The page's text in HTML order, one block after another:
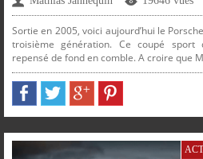
PARTAGER
Sortie en 2005, voici aujourd’hui le
troisième génération. Ce coupé sport
repensé de fond en comble. A croire que